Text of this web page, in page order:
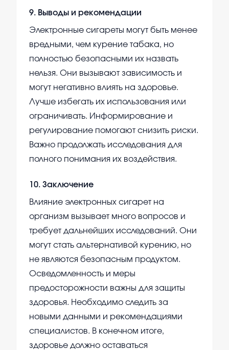
9. Выводы и рекомендации
Электронные сигареты могут быть менее
вредными, чем курение табака, но
полностью безопасными их назвать
нельзя. Они вызывают зависимость и
могут негативно влиять на здоровье.
Лучше избегать их использования или
ограничивать. Информирование и
регулирование помогают снизить риски.
Важно продолжать исследования для
полного понимания их воздействия.
10. Заключение
Влияние электронных сигарет на
организм вызывает много вопросов и
требует дальнейших исследований. Они
могут стать альтернативой курению, но
не являются безопасным продуктом.
Осведомленность и меры
предосторожности важны для защиты
здоровья. Необходимо следить за
новыми данными и рекомендациями
специалистов. В конечном итоге,
здоровье должно оставаться